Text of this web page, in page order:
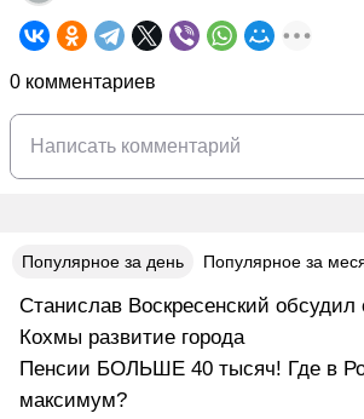
0 комментариев
Популярное за день Популярное за
Станислав Воскресенский обсудил
Кохмы развитие города
Пенсии БОЛЬШЕ 40 тысяч! Где в
максимум?